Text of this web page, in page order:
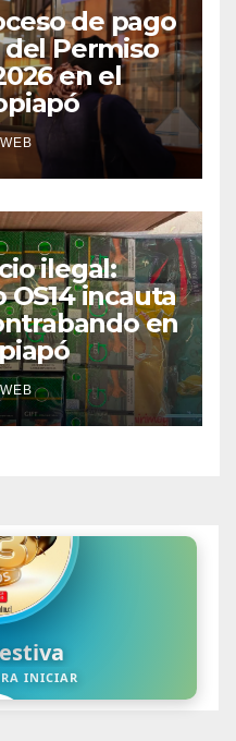
de pago
Permiso
en el
ilegal:
incauta
en